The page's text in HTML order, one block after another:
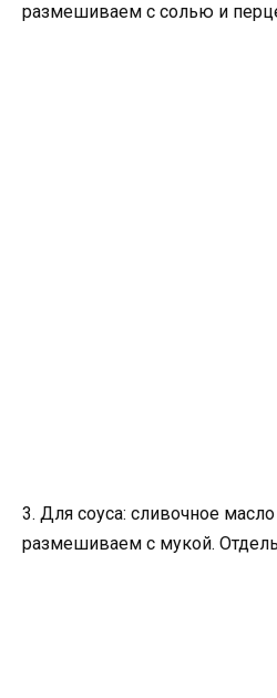
размешиваем с солью и
3. Для соуса: сливочное
размешиваем с мукой.